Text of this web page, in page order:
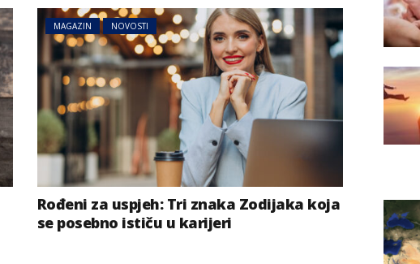
MAGAZIN NOVOSTI
Rođeni za uspjeh: Tri znaka Zodijaka koja
se posebno ističu u karijeri